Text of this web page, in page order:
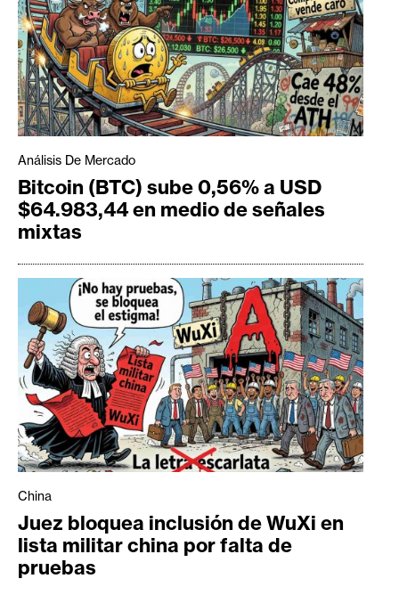
Análisis De Mercado
Bitcoin (BTC) sube 0,56% a USD
$64.983,44 en medio de señales
mixtas
China
Juez bloquea inclusión de WuXi en
lista militar china por falta de
pruebas